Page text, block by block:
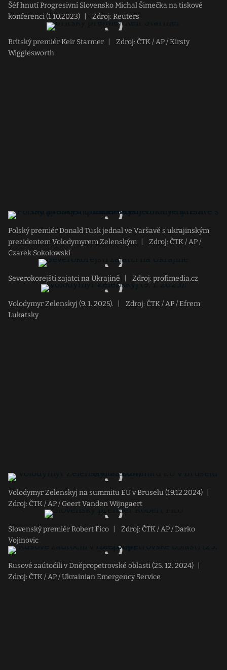
Šéf hnutí Progresivní Slovensko Michal Šimečka na tiskové
konferenci (1.10.2023)
Zdroj: Reuters
Britský premiér Keir Starmer
Zdroj: ČTK / AP / Kirsty
Wigglesworth
Polský premiér Donald Tusk jednal ve Varšavě s ukrajinským
prezidentem Volodymyrem Zelenským
Zdroj: ČTK / AP /
Czarek Sokolowski
Severokorejští zajatci na Ukrajině Zdroj: profimedia.cz
Volodymyr Zelenskyj (9. 1. 2025).
Zdroj: ČTK / AP / Efrem
Lukatsky
Volodymyr Zelenskyj na summitu EU v Bruselu (19.12.2024)
Zdroj: ČTK / AP / Geert Vanden Wijngaert
Slovenský premiér Robert Fico
Zdroj: ČTK / AP / Darko
Vojinovic
Rusové zaútočili v Dněpropetrovské oblasti (25. 12. 2024)
Zdroj: ČTK / AP / Ukrainian Emergency Service